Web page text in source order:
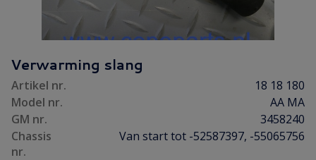
Verwarming slang
Artikel nr.
18 18 180
Model nr.
AA MA
GM nr.
3458240
Chassis
nr.
Van start tot -52587397, -55065756